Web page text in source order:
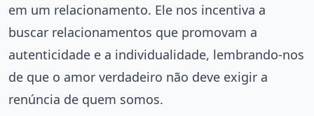
em um relacionamento. Ele nos incentiva a
buscar relacionamentos que promovam a
autenticidade e a individualidade, lembrando-nos
de que o amor verdadeiro não deve exigir a
renúncia de quem somos.